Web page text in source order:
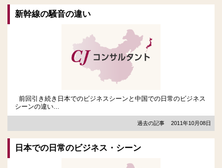
新幹線の騒音の違い
前回引き続き日本でのビジネスシーンと中国での日常のビジネス
シーンの違い...
過去の記事 2011年10月08日
日本での日常のビジネス・シーン